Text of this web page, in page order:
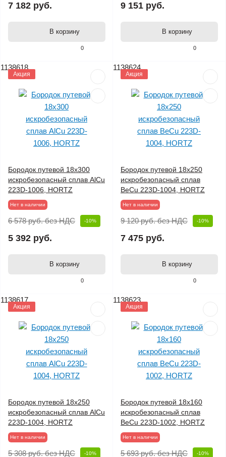
0
7 182 руб.
В корзину
0
9 151 руб.
В корзину
1138618
Акция
0
Бородок путевой 18х300
искробезопасный сплав AlCu
223D-1006, HORTZ
Нет в наличии
6 578 руб.без НДС -10%
5 392 руб.
В корзину
1138624
Акция
0
Бородок путевой 18х250
искробезопасный сплав
BeCu 223D-1004, HORTZ
Нет в наличии
9 120 руб.без НДС -10%
7 475 руб.
В корзину
1138617
Акция
Бородок путевой 18х250
искробезопасный сплав AlCu
223D-1004, HORTZ
Нет в наличии
5 308 руб.без НДС -10%
1138623
Акция
Бородок путевой 18х160
искробезопасный сплав
BeCu 223D-1002, HORTZ
Нет в наличии
5 693 руб.без НДС -10%